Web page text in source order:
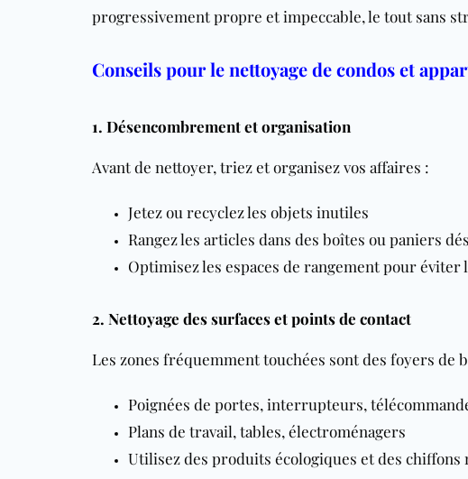
progressivement propre et impeccable, le tout sans
Conseils pour le nettoyage de condos et
1. Désencombrement et organisation
Avant de nettoyer, triez et organisez vos affaires :
Jetez ou recyclez les objets inutiles
Rangez les articles dans des boîtes ou paniers
Optimisez les espaces de rangement pour éviter
2. Nettoyage des surfaces et points de contact
Les zones fréquemment touchées sont des foyers de
Poignées de portes, interrupteurs,
Plans de travail, tables, électroménagers
Utilisez des produits écologiques et des